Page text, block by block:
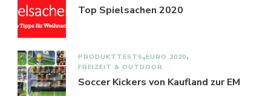
Top Spielsachen 2020
PRODUKTTESTS EURO 2020
FREIZEIT & OUTDOOR
Soccer Kickers von Kaufland zur EM